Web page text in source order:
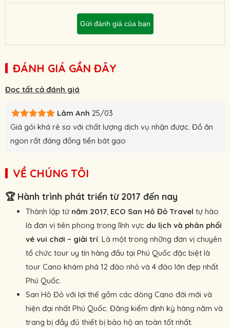
Gửi đánh giá của bạn
ĐÁNH GIÁ GẦN ĐÂY
Đọc tất cả đánh giá
Lâm Anh 25/03
Giá gói khá rẻ so với chất lượng dịch vụ nhận được. Đồ ăn
ngon rất đáng đồng tiền bát gạo
VỀ CHÚNG TÔI
🏆 Hành trình phát triển từ 2017 đến nay
Thành lập từ năm 2017, ECO San Hô Đỏ Travel tự hào
là đơn vị tiên phong trong lĩnh vực du lịch và phân phối
vé vui chơi – giải trí. Là một trong những đơn vị chuyên
tổ chức tour uy tín hàng đầu tại Phú Quốc đặc biệt là
tour Cano khám phá 12 đảo nhỏ và 4 đảo lớn đẹp nhất
Phú Quốc.
San Hô Đỏ với lợi thế gồm các dòng Cano đời mới và
hiện đại nhất Phú Quốc. Đăng kiểm định kỳ hàng năm và
trang bị đầy đủ thiết bị bảo hộ an toàn tốt nhất.